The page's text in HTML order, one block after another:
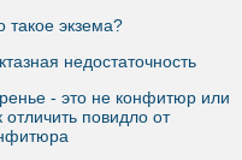
такое экзема?
недостаточность
- это не конфитюр или
отличить повидло от